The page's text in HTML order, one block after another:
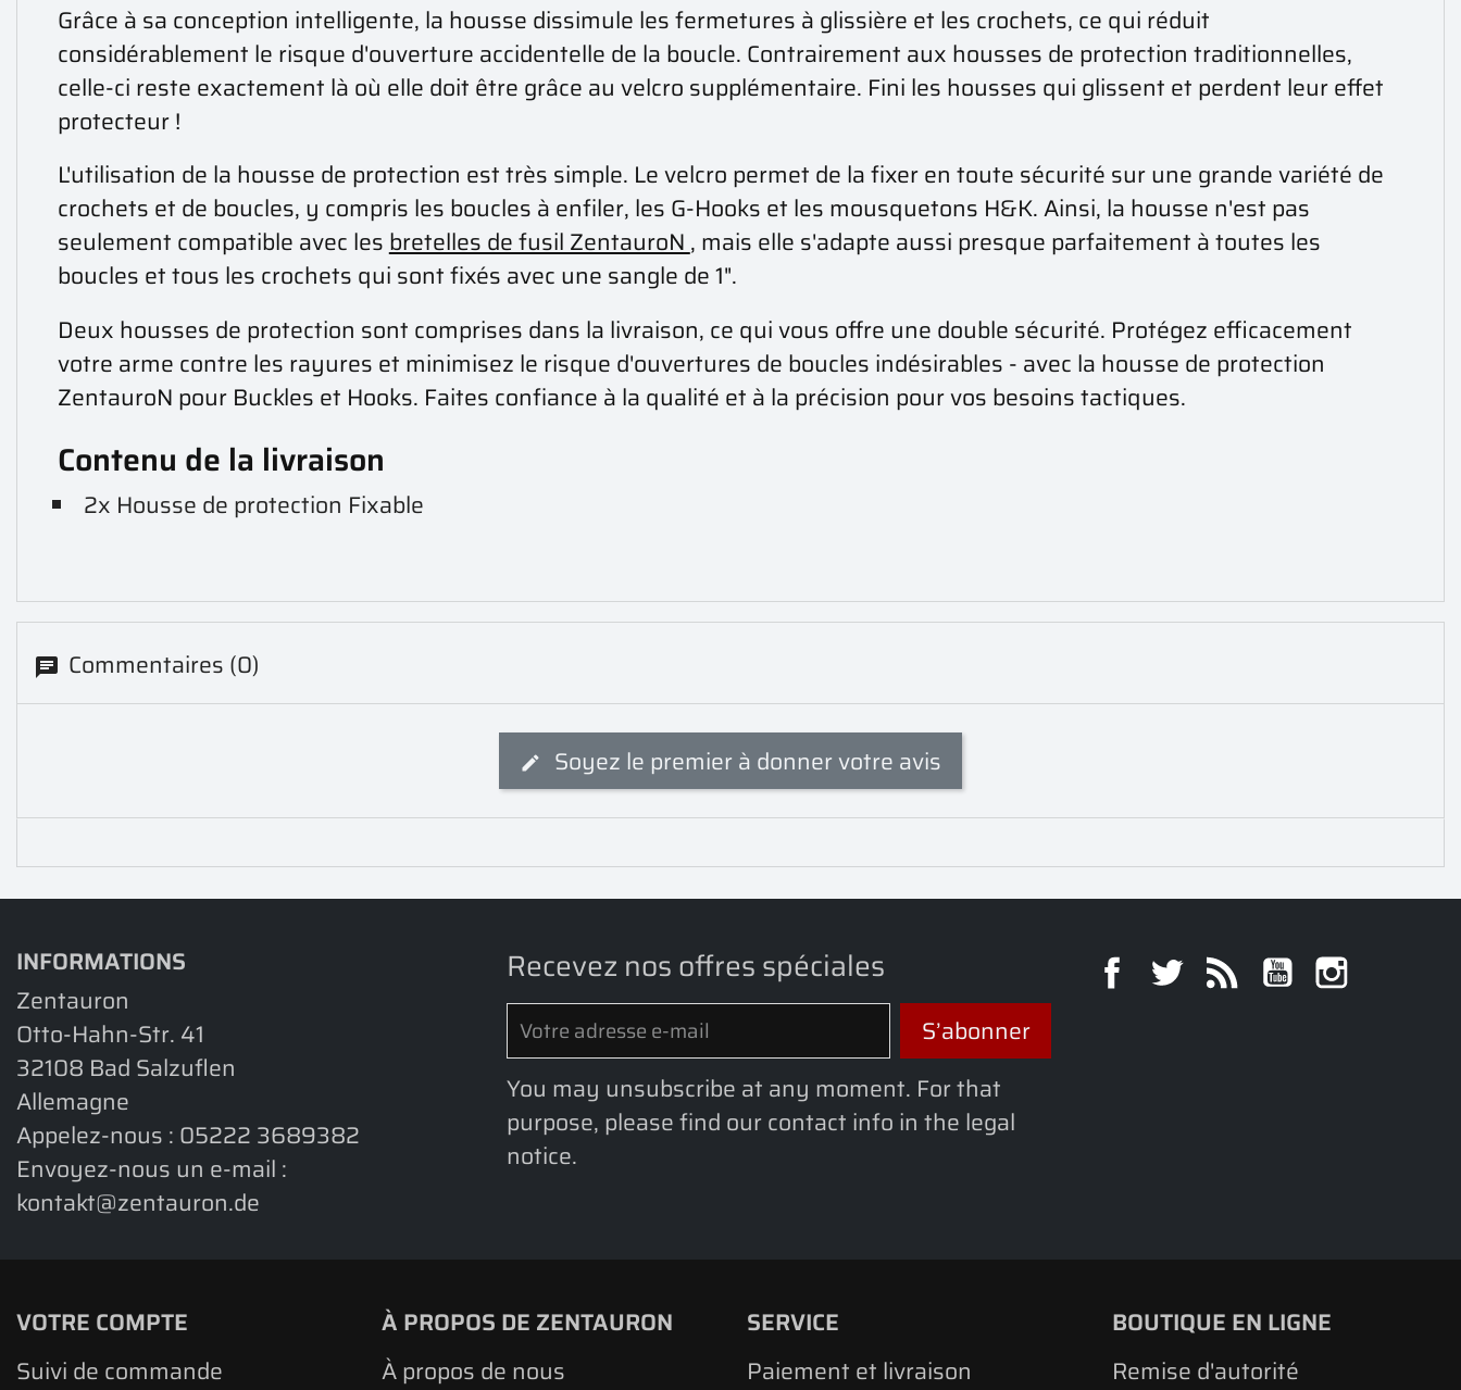
Grâce à sa conception intelligente, la housse dissimule les fermetures à glissière et les crochets, ce qui réduit
considérablement le risque d'ouverture accidentelle de la boucle. Contrairement aux housses de protection traditionnelles,
celle-ci reste exactement là où elle doit être grâce au velcro supplémentaire. Fini les housses qui glissent et perdent leur effet
protecteur !
L'utilisation de la housse de protection est très simple. Le velcro permet de la fixer en toute sécurité sur une grande variété de
crochets et de boucles, y compris les boucles à enfiler, les G-Hooks et les mousquetons H&K. Ainsi, la housse n'est pas
seulement compatible avec les bretelles de fusil ZentauroN , mais elle s'adapte aussi presque parfaitement à toutes les
boucles et tous les crochets qui sont fixés avec une sangle de 1".
Deux housses de protection sont comprises dans la livraison, ce qui vous offre une double sécurité. Protégez efficacement
votre arme contre les rayures et minimisez le risque d'ouvertures de boucles indésirables - avec la housse de protection
ZentauroN pour Buckles et Hooks. Faites confiance à la qualité et à la précision pour vos besoins tactiques.
Contenu de la livraison
2x Housse de protection Fixable
Commentaires (0)
Soyez le premier à donner votre avis
INFORMATIONS
Zentauron
Otto-Hahn-Str. 41
32108 Bad Salzuflen
Allemagne
Appelez-nous : 05222 3689382
Envoyez-nous un e-mail :
kontakt@zentauron.de
Recevez nos offres spéciales
You may unsubscribe at any moment. For that
purpose, please find our contact info in the legal
notice.
FacebookTwitterRss YouTube
VOTRE COMPTE
Suivi de commande
À PROPOS DE ZENTAURON
À propos de nous
SERVICE
Paiement et livraison
BOUTIQUE EN LIGNE
Remise d'autorité